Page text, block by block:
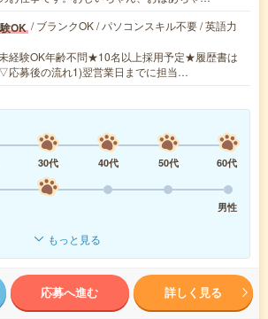
OK / ブランクOK / パソコンスキル不要 / 英語力
経験OK年齢不問★10名以上採用予定★履歴書は
応募後の流れ1)翌営業日までに担当…
30代 40代 50代
60代
男性
もっと見る
応募へ進む 詳しく見る